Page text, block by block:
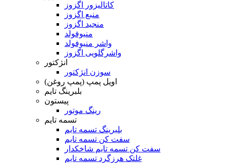
کاتالیزور اگزوز
منبع اگزوز
منجید اگزوز
منیوفولد
واشر منیوفولد
واشرگلویی اگزوز
انژکتور
سوزن انژکتور
اویل پمپ (پمپ روغن)
بلبرینگ تایم
پیستون
رینگ موتور
تسمه تایم
بلبرینگ تسمه تایم
سفت کن تسمه تایم
سفت کن تسمه تایم شاخکدار
غلتک هرزگرد تسمه تایم